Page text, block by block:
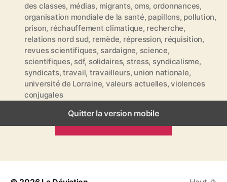
des classes, médias, migrants,oms, ordonnances,
organisation mondiale de la santé, papillons, pollution,
prison, réchauffement climatique, recherche,
relations nord sud, remède, répression, réquisition,
revues scientifiques, sardaigne, science,
scientifiques, sdf, solidaires, stress, syndicalisme,
syndicats,travail, travailleurs, union nationale,
université de Lorraine, valeurs actuelles,violences
conjugales
Quitter la version mobile